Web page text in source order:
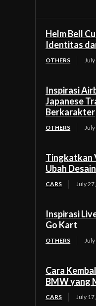
Helm Bell
Identitas
OTHERS
Inspirasi
Japanese
Berkarakter
OTHERS
Tingkatkan
Ubah
CARS July
Inspirasi
Go Kart
OTHERS
Cara
BMW yang
CARS July